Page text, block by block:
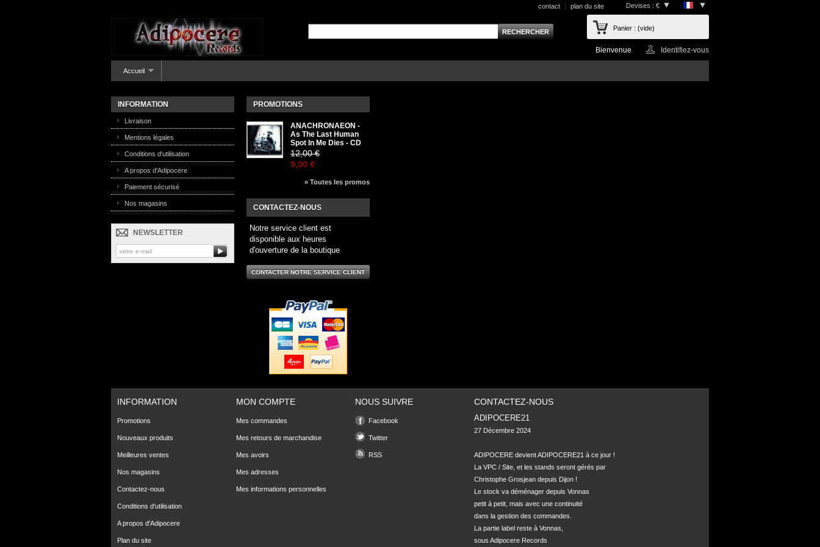
Devises : €
contact plan du site
Panier : (vide)
Bienvenue Identifiez-vous
Accueil
INFORMATION
Livraison
Mentions légales
Conditions d'utilisation
A propos d'Adipocere
Paiement sécurisé
Nos magasins
NEWSLETTER
PROMOTIONS
ANACHRONAEON -
As The Last Human
Spot In Me Dies - CD
12,00 €
9,00 €
» Toutes les promos
CONTACTEZ-NOUS
Notre service client est
disponible aux heures
d'ouverture de la boutique
CONTACTER NOTRE SERVICE CLIENT
INFORMATION
Promotions
Nouveaux produits
Meilleures ventes
Nos magasins
Contactez-nous
Conditions d'utilisation
A propos d'Adipocere
Plan du site
MON COMPTE
Mes commandes
Mes retours de marchandise
Mes avoirs
Mes adresses
Mes informations personnelles
NOUS SUIVRE
Facebook
Twitter
RSS
CONTACTEZ-NOUS
ADIPOCERE21
27 Décembre 2024
ADIPOCERE devient ADIPOCERE21 à ce jour !
La VPC / Site, et les stands seront gérés par
Christophe Grosjean depuis Dijon !
Le stock va déménager depuis Vonnas
petit à petit, mais avec une continuité
dans la gestion des commandes.
La partie label reste à Vonnas,
sous Adipocere Records